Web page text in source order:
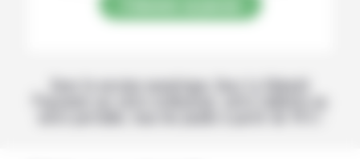
Avec la version numérique, lisez La Volonté
Paysanne sur votre ordinateur, votre tablette ou